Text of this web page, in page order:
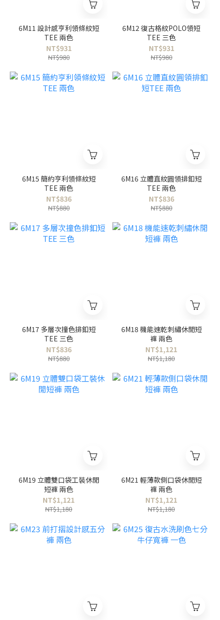
6M11 設計感亨利領條紋短
TEE 兩色
NT$931
NT$980
6M12 復古格紋POLO領短
TEE 三色
NT$931
NT$980
6M15 簡約亨利領條紋短
TEE 兩色
NT$836
NT$880
6M16 立體直紋圓領排釦短
TEE 兩色
NT$836
NT$880
6M17 多層次撞色排釦短
TEE 三色
NT$836
NT$880
6M18 機能速乾刺繡休閒短
褲 兩色
NT$1,121
NT$1,180
6M19 立體雙口袋工裝休閒
短褲 兩色
NT$1,121
NT$1,180
6M21 輕薄款側口袋休閒短
褲 兩色
NT$1,121
NT$1,180